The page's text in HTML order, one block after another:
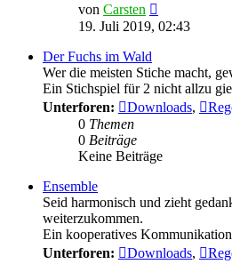
von Carsten
Beitrag
19. Juli 2019, 02:43
Der Fuchs im Wald
Wer die meisten Stiche macht,
Ein Stichspiel für 2 nicht allzu
Unterforen:
Downloads,
0 Themen
0 Beiträge
Keine Beiträge
Ensemble
Seid harmonisch und zieht
weiterzukommen.
Ein kooperatives
Unterforen:
Downloads,